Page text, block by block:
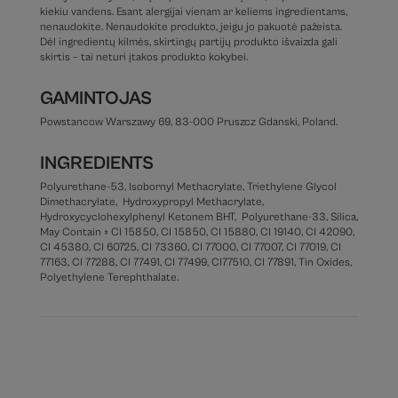
kiekiu vandens. Esant alergijai vienam ar keliems ingredientams,
nenaudokite. Nenaudokite produkto, jeigu jo pakuotė pažeista.
Dėl ingredientų kilmės, skirtingų partijų produkto išvaizda gali
skirtis – tai neturi įtakos produkto kokybei.
GAMINTOJAS
Powstancow Warszawy 69, 83-000 Pruszcz Gdanski, Poland.
INGREDIENTS
Polyurethane-53, Isobornyl Methacrylate, Triethylene Glycol
Dimethacrylate, Hydroxypropyl Methacrylate,
Hydroxycyclohexylphenyl Ketonem BHT, Polyurethane-33, Silica,
May Contain ± CI 15850, CI 15850, CI 15880, CI 19140, CI 42090,
CI 45380, CI 60725, CI 73360, CI 77000, CI 77007, CI 77019, CI
77163, CI 77288, CI 77491, CI 77499, CI77510, CI 77891, Tin Oxides,
Polyethylene Terephthalate.